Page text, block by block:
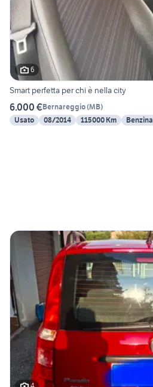
6
Smart perfetta per chi è nella city
6.000 €Bernareggio(MB)
Usato
08/2014 115000 Km Benzina